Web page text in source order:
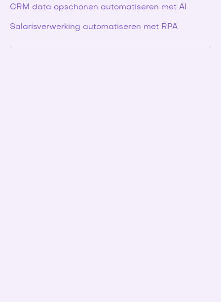
CRM data opschonen automatiseren met AI
Salarisverwerking automatiseren met RPA